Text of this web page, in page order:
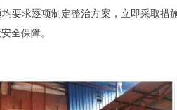
要求逐项制定整治方案，立即采取措
全保障。